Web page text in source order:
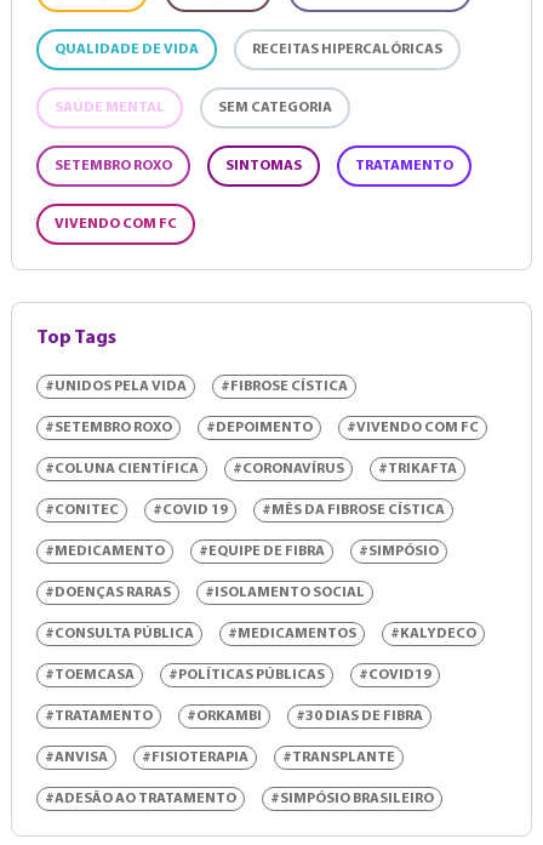
QUALIDADE DE VIDA RECEITAS HIPERCALÓRICAS
SAÚDE MENTAL SEM CATEGORIA
SETEMBRO ROXO SINTOMAS TRATAMENTO
VIVENDO COM FC
Top Tags
#UNIDOS PELA VIDA #FIBROSE CÍSTICA
#SETEMBRO ROXO #DEPOIMENTO #VIVENDO COM FC
#COLUNA CIENTÍFICA #CORONAVÍRUS #TRIKAFTA
#CONITEC #COVID 19 #MÊS DA FIBROSE CÍSTICA
#MEDICAMENTO #EQUIPE DE FIBRA #SIMPÓSIO
#DOENÇAS RARAS #ISOLAMENTO SOCIAL
#CONSULTA PÚBLICA #MEDICAMENTOS #KALYDECO
#TOEMCASA #POLÍTICAS PÚBLICAS #COVID19
#TRATAMENTO #ORKAMBI #30 DIAS DE FIBRA
#ANVISA #FISIOTERAPIA #TRANSPLANTE
#ADESÃO AO TRATAMENTO #SIMPÓSIO BRASILEIRO